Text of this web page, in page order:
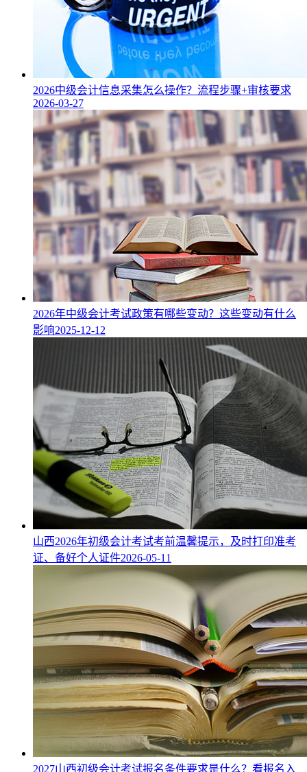
2026中级会计信息采集怎么操作？流程步骤+审核要求
2026-03-27
2026年中级会计考试政策有哪些变动？这些变动有什么
影响2025-12-12
山西2026年初级会计考试考前温馨提示，及时打印准考
证、备好个人证件2026-05-11
2027山西初级会计考试报名条件要求是什么？看报名入